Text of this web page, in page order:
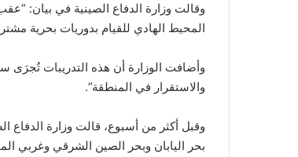
وقالت وزارة الدفاع الصينية في بيان:
المحيط الهادي للقيام بدوريات بحرية
وأضافت الوزارة أن هذه التدريبات تُجرَى
والاستقرار في المنطقة”.
وقبل أكثر من أسبوع، قالت وزارة الدفاع
بحر اليابان وبحر الصين الشرقي وغربي